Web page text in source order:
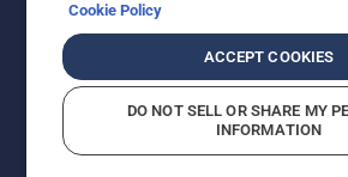
© Husqvarna AB (publ). Alle rechten
getoonde prijzen zijn
vermelde prijzen zijn
tenzij het product beschikbaar is
CookiebeleidGebruiksvoorwaarden
BedrijfsgegevensReport
Cookie Policy
ACCEPT COOKIES
DO NOT SELL OR SHARE MY
INFORMATION